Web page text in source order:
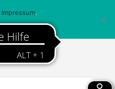
Impressum.